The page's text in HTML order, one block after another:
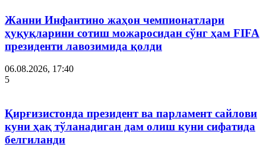
Жанни Инфантино жаҳон чемпионатлари
ҳуқуқларини сотиш можаросидан сўнг ҳам FIFA
президенти лавозимида қолди
06.08.2026, 17:40
5
Қирғизистонда президент ва парламент сайлови
куни ҳақ тўланадиган дам олиш куни сифатида
белгиланди